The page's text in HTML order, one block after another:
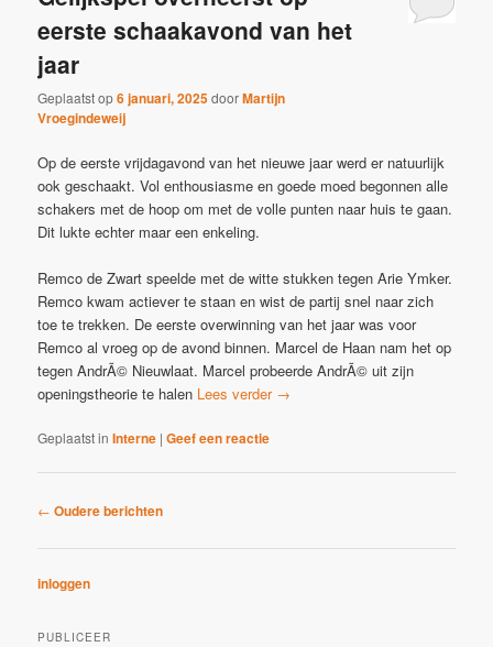
eerste schaakavond van het
jaar
Geplaatst op6 januari, 2025doorMartijn
Vroegindeweij
Op de eerste vrijdagavond van het nieuwe jaar werd er natuurlijk
ook geschaakt. Vol enthousiasme en goede moed begonnen alle
schakers met de hoop om met de volle punten naar huis te gaan.
Dit lukte echter maar een enkeling.
Remco de Zwart speelde met de witte stukken tegen Arie Ymker.
Remco kwam actiever te staan en wist de partij snel naar zich
toe te trekken. De eerste overwinning van het jaar was voor
Remco al vroeg op de avond binnen. Marcel de Haan nam het op
tegen AndrÃ© Nieuwlaat. Marcel probeerde AndrÃ© uit zijn
openingstheorie te halen Lees verder →
Geplaatst in Interne |Geef een reactie
Bericht
← Oudere berichten
inloggen
PUBLICEER